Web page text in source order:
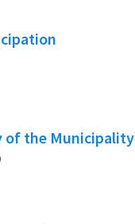
the